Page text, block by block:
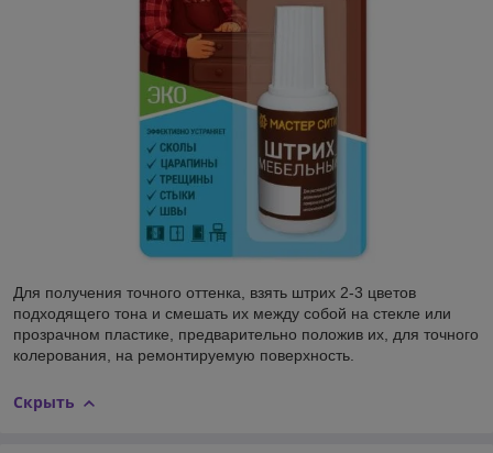
Для получения точного оттенка, взять штрих 2-3 цветов
подходящего тона и смешать их между собой на стекле или
прозрачном пластике, предварительно положив их, для точного
колерования, на ремонтируемую поверхность.
Скрыть